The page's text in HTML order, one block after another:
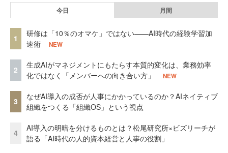
今日 月間
1
研修は「10％のオマケ」ではない——AI時代の経験学習加
速術
NEW
2
生成AIがマネジメントにもたらす本質的変化は、業務効率
化ではなく「メンバーへの向き合い方」
NEW
3
なぜAI導入の成否が人事にかかっているのか？AIネイティブ
組織をつくる「組織OS」という視点
4
AI導入の明暗を分けるものとは？松尾研究所×ビズリーチが
語る「AI時代の人的資本経営と人事の役割」